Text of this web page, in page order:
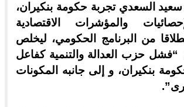
السعدي تجربة حكومة بنكيران،
والمؤشرات الاقتصادية
من البرنامج الحكومي، ليخلص
“فشل حزب العدالة والتنمية كفاعل
بنكيران، و إلى جانبه المكونات